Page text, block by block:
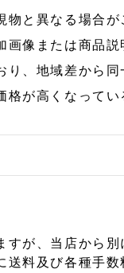
と異なる場合が
像または商品説
り、地域差から
が高くなって
すが、当店から
送料及び各種手